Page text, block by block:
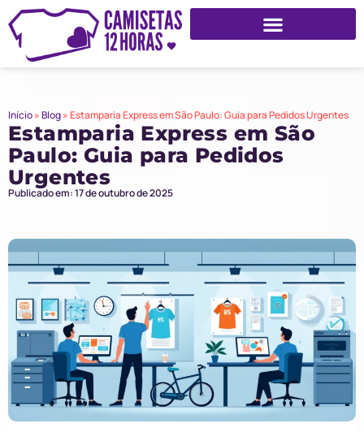
Início»Blog»Estamparia Express em São Paulo: Guia para Pedidos Urgentes
Estamparia Express em São
Paulo: Guia para Pedidos
Urgentes
Publicado em: 17 de outubro de 2025